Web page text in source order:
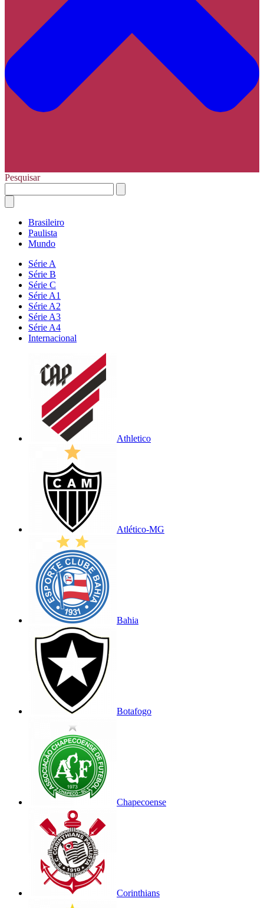
Pesquisar
Brasileiro
Paulista
Mundo
Série A
Série B
Série C
Série A1
Série A2
Série A3
Série A4
Internacional
Athletico
Atlético-MG
Bahia
Botafogo
Chapecoense
Corinthians